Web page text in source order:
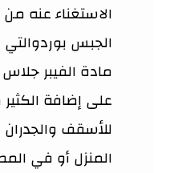
الاستغناء عنه من
الجبس
مادة الفيبر
على إضافة
للأسقف
المنزل أو في